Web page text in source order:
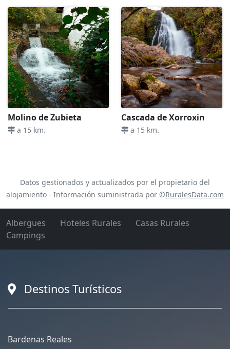
Molino de Zubieta
a 15 km.
Cascada de Xorroxin
a 15 km.
Datos gestionados y actualizados por el propietario del
alojamiento - Información suministrada por ©RuralesData.com
Albergues Hoteles Rurales
Casas Rurales
Campings
Destinos Turísticos
Bardenas Reales